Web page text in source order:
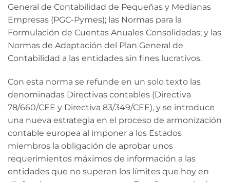
General de Contabilidad de Pequeñas y Medianas
Empresas (PGC-Pymes); las Normas para la
Formulación de Cuentas Anuales Consolidadas; y las
Normas de Adaptación del Plan General de
Contabilidad a las entidades sin fines lucrativos.
Con esta norma se refunde en un solo texto las
denominadas Directivas contables (Directiva
78/660/CEE y Directiva 83/349/CEE), y se introduce
una nueva estrategia en el proceso de armonización
contable europea al imponer a los Estados
miembros la obligación de aprobar unos
requerimientos máximos de información a las
entidades que no superen los límites que hoy en